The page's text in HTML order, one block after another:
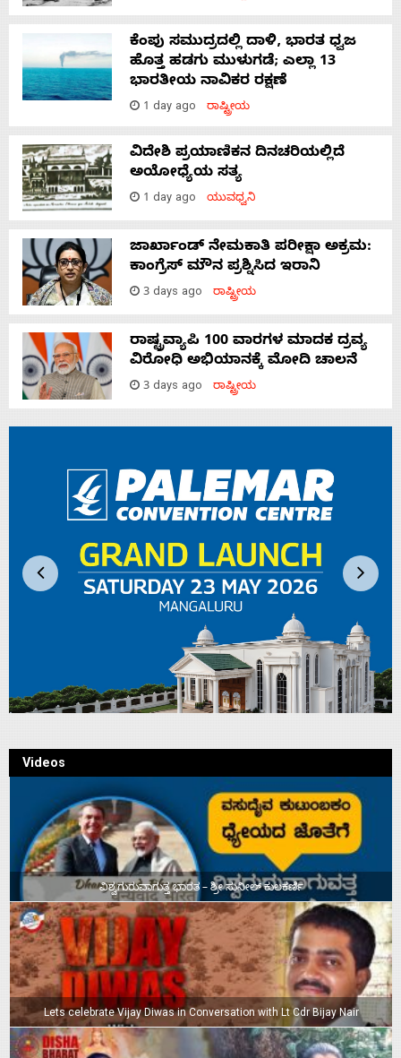
ಕೆಂಪು ಸಮುದ್ರದಲ್ಲಿ ದಾಳಿ, ಭಾರತ ಧ್ವಜ
ಹೊತ್ತ ಹಡಗು ಮುಳುಗಡೆ; ಎಲ್ಲಾ 13
ಭಾರತೀಯ ನಾವಿಕರ ರಕ್ಷಣೆ
1 day ago ರಾಷ್ಟ್ರೀಯ
ವಿದೇಶಿ ಪ್ರಯಾಣಿಕನ ದಿನಚರಿಯಲ್ಲಿದೆ
ಅಯೋಧ್ಯೆಯ ಸತ್ಯ
1 day ago ಯುವಧ್ವನಿ
ಜಾರ್ಖಾಂಡ್‌ ನೇಮಕಾತಿ ಪರೀಕ್ಷಾ ಅಕ್ರಮ:
ಕಾಂಗ್ರೆಸ್‌ ಮೌನ ಪ್ರಶ್ನಿಸಿದ ಇರಾನಿ
3 days ago ರಾಷ್ಟ್ರೀಯ
ರಾಷ್ಟ್ರವ್ಯಾಪಿ 100 ವಾರಗಳ ಮಾದಕ ದ್ರವ್ಯ
ವಿರೋಧಿ ಅಭಿಯಾನಕ್ಕೆ ಮೋದಿ ಚಾಲನೆ
3 days ago ರಾಷ್ಟ್ರೀಯ
Videos
ವಿಶ್ವಗುರುವಾಗುತ್ತ ಭಾರತ – ಶ್ರೀ ಸುನೀಲ್‌ ಕುಲಕರ್ಣಿ
Lets celebrate Vijay Diwas in Conversation with Lt Cdr Bijay Nair